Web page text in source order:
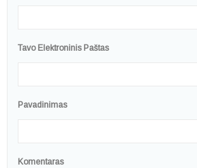
Tavo Elektroninis Paštas
Pavadinimas
Komentaras